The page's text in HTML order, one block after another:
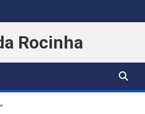
Rocinha